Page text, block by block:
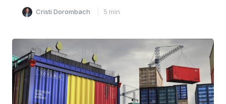
Cristi Dorombach 5 min